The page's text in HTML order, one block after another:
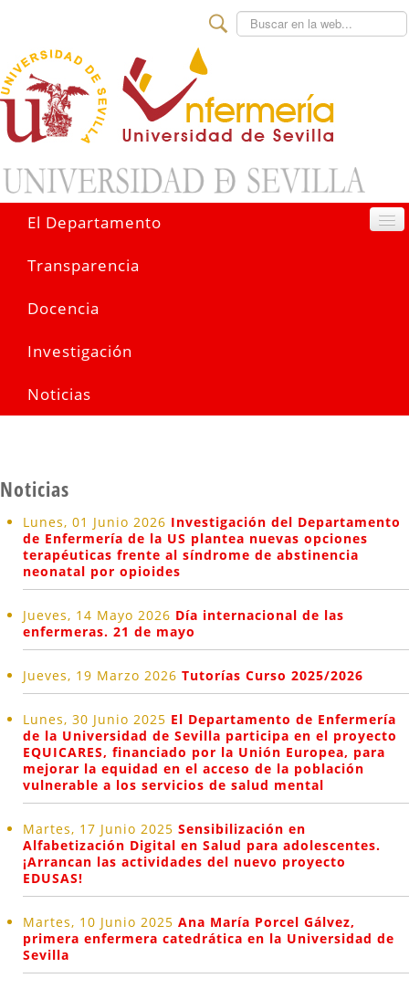
Buscar
El Departamento
Transparencia
Docencia
Investigación
Noticias
Noticias
Lunes, 01 Junio 2026 Investigación del Departamento
de Enfermería de la US plantea nuevas opciones
terapéuticas frente al síndrome de abstinencia
neonatal por opioides
Jueves, 14 Mayo 2026 Día internacional de las
enfermeras. 21 de mayo
Jueves, 19 Marzo 2026 Tutorías Curso 2025/2026
Lunes, 30 Junio 2025 El Departamento de Enfermería
de la Universidad de Sevilla participa en el proyecto
EQUICARES, financiado por la Unión Europea, para
mejorar la equidad en el acceso de la población
vulnerable a los servicios de salud mental
Martes, 17 Junio 2025 Sensibilización en
Alfabetización Digital en Salud para adolescentes.
¡Arrancan las actividades del nuevo proyecto
EDUSAS!
Martes, 10 Junio 2025 Ana María Porcel Gálvez,
primera enfermera catedrática en la Universidad de
Sevilla